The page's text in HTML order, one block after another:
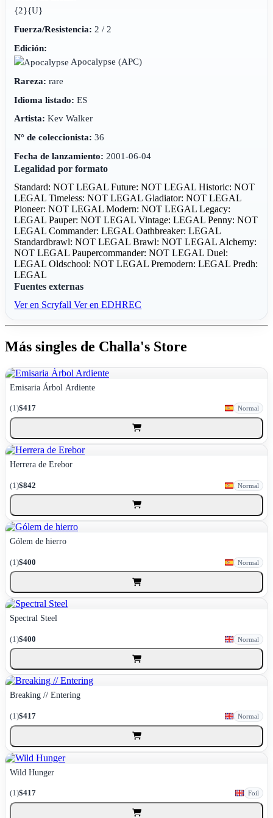
{2}{U}
Fuerza/Resistencia: 2 / 2
Edición:
Apocalypse(APC)
Rareza: rare
Idioma listado: ES
Artista: Kev Walker
N° de coleccionista: 36
Fecha de lanzamiento: 2001-06-04
Legalidad por formato
Standard: NOT LEGALFuture: NOT LEGALHistoric: NOT
LEGALTimeless: NOT LEGALGladiator: NOT LEGAL
Pioneer: NOT LEGALModern: NOT LEGALLegacy:
LEGALPauper: NOT LEGALVintage: LEGALPenny: NOT
LEGALCommander: LEGALOathbreaker: LEGAL
Standardbrawl: NOT LEGALBrawl: NOT LEGAL Alchemy:
NOT LEGALPaupercommander: NOT LEGALDuel:
LEGALOldschool: NOT LEGALPremodern: LEGALPredh:
LEGAL
Fuentes externas
Ver en ScryfallVer en EDHREC
Más singles de Challa's Store
Emisaria Árbol Ardiente
(1)$417 Normal
Herrera de Erebor
(1)$842 Normal
Gólem de hierro
(1)$400 Normal
Spectral Steel
(1)$400 Normal
Breaking // Entering
(1)$417 Normal
Wild Hunger
(1)$417 Foil